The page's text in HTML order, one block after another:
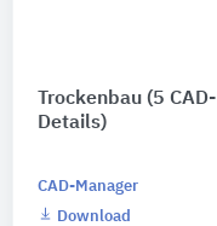
Trockenbau (5 CAD-
Details)
CAD-Manager
Download